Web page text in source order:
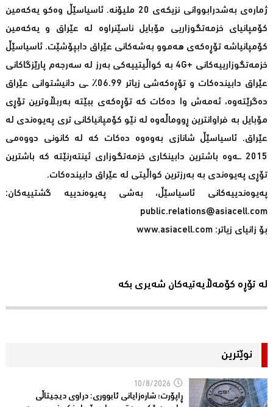
ژماره‌ى به‌شدرابووانی نزیکەی 20 مليۆنە. ئاسياسێڵ وەکو یەکەمین
کۆمپانیاى خزمەتگوزاریى مۆبایل ناسێنراوە لە عێراق و یەکەمین
کۆمپانیاشە تۆڕەکەی هەموو بەشەکانی عێراق دابپۆشێت. ئاسیاسێڵ
خزمەتگوزارییەکانی +4G بە کواڵیتییەکی بەرز لە سەرجەم پارێزگاکانی
عێراق دابیندەکات و تۆڕەکەشى زیاتر 06.99٪ ـى دانيشتوانى عێراق
ده‌گرێته‌وه‌، ئه‌مه‌ش وا ده‌كات كه‌ تۆڕه‌كه‌ى ببێته‌ بەربڵاوترین تۆڕى
مۆبايل بە فراوانترین ڕووماڵەوە لە نێو کۆمپانیاکانی تری پەیوەندی لە
عێراق. ئاسیاسێڵ شانازی بەوەوە دەکات کە لە کانونی دووەمی
2015 ــەوە باشترین دابینکاری خزمەتگوزاری ئینتەرنێتە کە باشترین
تۆڕی پەیوەندی بە بەرزترین کواڵیتی لە عێراق دابیندەکات.
پەیوەندییەکانی ئاسیاسێڵ، بەشی پەیوەندییە گشتییەکان:
public.relations@asiacell.com
بۆ زانیای زیاتر: www.asiacell.com
لە تۆڕە کۆمەڵایەتیەکان شەیری بکە
نوێترین
10/8/2026
ڕاپۆرت؛ شاره‌زایانی ئابووری: دراوی دیجیتاڵی